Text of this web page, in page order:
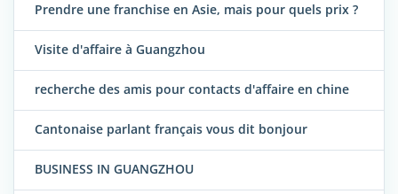
Prendre une franchise en Asie, mais pour quels prix ?
Visite d'affaire à Guangzhou
recherche des amis pour contacts d'affaire en chine
Cantonaise parlant français vous dit bonjour
BUSINESS IN GUANGZHOU